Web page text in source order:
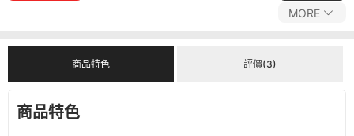
MORE
商品特色 評價(3)
商品特色